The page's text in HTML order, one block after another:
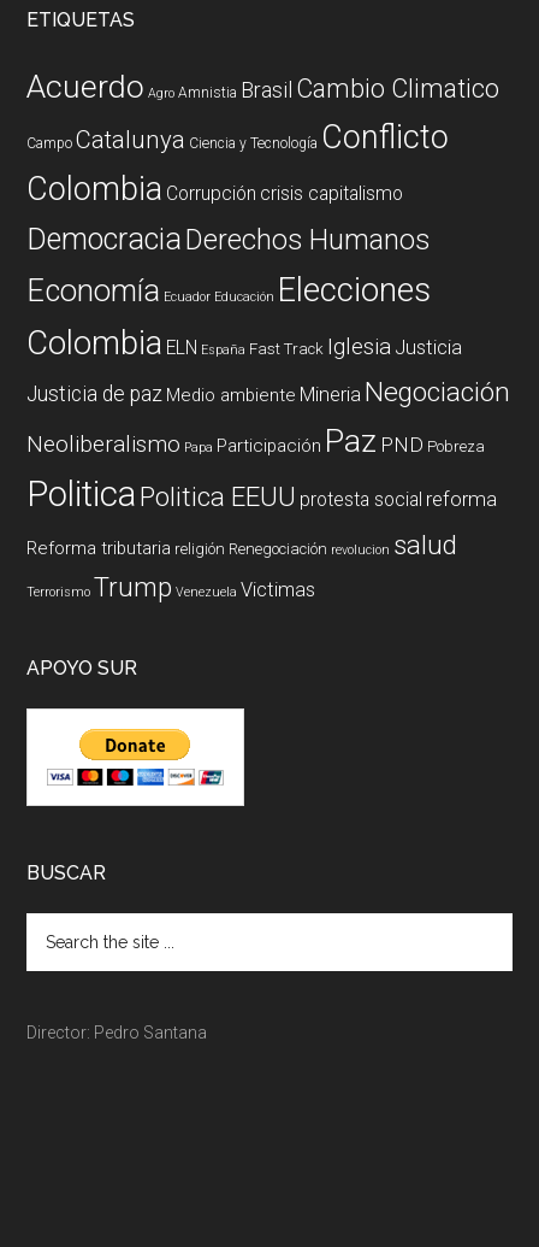
ETIQUETAS
Acuerdo Agro Amnistia Brasil Cambio Climatico
Campo Catalunya Ciencia y Tecnología Conflicto
Colombia Corrupción crisis capitalismo
DemocraciaDerechos Humanos
Economía Ecuador Educación Elecciones
Colombia ELN España Fast Track Iglesia Justicia
Justicia de paz Medio ambiente Mineria Negociación
Neoliberalismo Papa Participación Paz PND Pobreza
PoliticaPolitica EEUU protesta social reforma
Reforma tributaria religión Renegociación revolucion salud
Terrorismo Trump Venezuela Victimas
APOYO SUR
BUSCAR
Director: Pedro Santana